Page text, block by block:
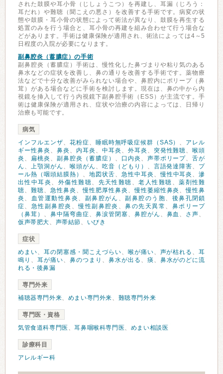
された鼓膜や耳小骨（じしょうこつ）を再建し、耳漏（じろう：
耳だれ）や難聴（聞こえの悪さ）を改善する手術です。病変の状
態や鼓膜・耳小骨の状態によって術法が異なり、鼓膜を再生する
処置のみを行う場合と、耳小骨の再建を組み合わせて行う場合な
どがあります。手術は健康保険が適用され、術法によっては4～5
日程度の入院が必要になります。
副鼻腔炎（蓄膿症）の手術
副鼻腔炎（蓄膿症）手術は、慢性化した鼻づまりや粘り気のある
鼻水などの症状を改善し、鼻の通りを改善する手術です。薬物療
法などで十分な改善がみられない場合や、鼻腔内にポリープ（鼻
茸）がある場合などに手術を検討します。現在は、鼻の中から内
視鏡を挿入して行う内視鏡下副鼻腔手術（ESS）が主流です。手
術は健康保険が適用され、症状や治療の内容によっては、日帰り
治療も可能です。
病気
インフルエンザ、 花粉症、 睡眠時無呼吸症候群（SAS） 、 アレル
ギー性鼻炎 、 鼻炎 、 内耳炎 、 中耳炎 、 外耳炎 、 突発性難聴、喉頭
炎 、 扁桃炎 、 副鼻腔炎（蓄膿症） 、 口内炎 、 声帯ポリープ、舌が
ん 、 上顎洞がん 、 喉頭がん 、 吃音（どもり） 、 言語発達障害、 プ
ール熱（咽頭結膜熱） 、 地図状舌、 急性中耳炎 、慢性中耳炎 、滲
出性中耳炎 、 外傷性難聴、 先天性難聴 、老人性難聴 、薬剤性難
聴、 難聴、 急性鼻炎 、慢性肥厚性鼻炎 、慢性萎縮性鼻炎 、慢性鼻
炎 、 血管運動性鼻炎 、 副鼻腔がん 、副鼻腔のう胞、 後鼻孔閉鎖
症、 急性副鼻腔炎 、慢性副鼻腔炎 、鼻の先天異常 、 鼻ポリープ
（鼻茸） 、 鼻中隔弯曲症、 鼻涙管閉塞、 鼻腔がん 、 鼻血 、 さ声、
仮声帯肥大、 声帯結節、 いびき
症状
めまい、 耳の閉塞感・聞こえづらい、 喉が痛い、 声が枯れる 、耳
鳴り 、 耳が痛い、 鼻のつまり 、 鼻水が出る 、 痰、 鼻水がのどに流
れる・後鼻漏
専門外来
補聴器専門外来、 めまい専門外来、 難聴専門外来
専門医・資格
気管食道科専門医 、耳鼻咽喉科専門医、 めまい相談医
診療科目
アレルギー科